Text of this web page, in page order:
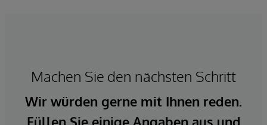
Machen Sie den nächsten Schritt
Wir würden gerne mit Ihnen reden.
Füllen Sie einige Angaben aus und